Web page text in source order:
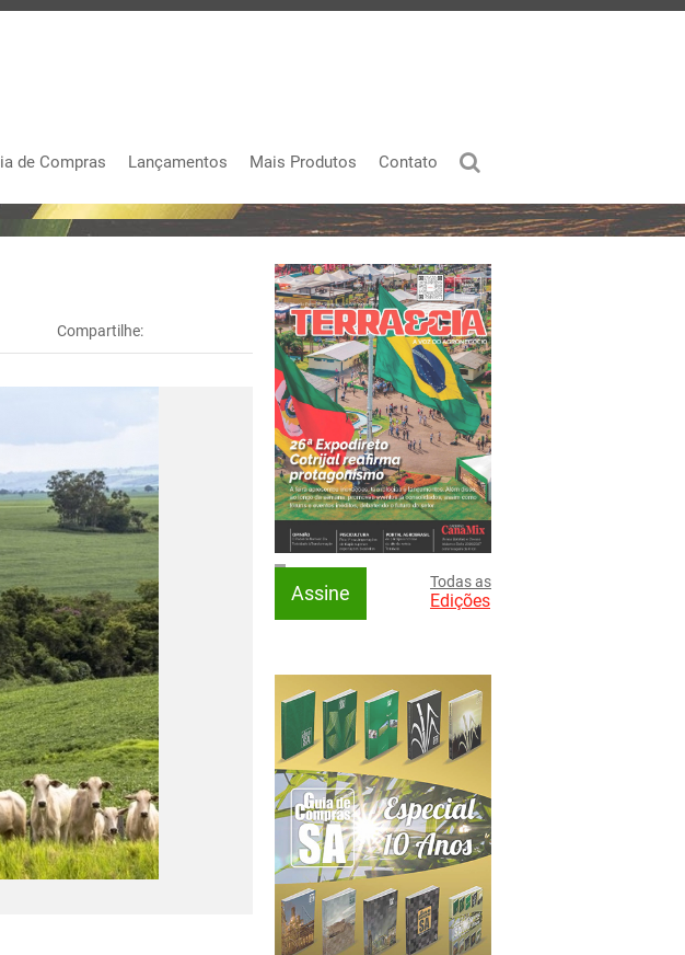
de Compras Lançamentos Mais Produtos Contato
Compartilhe:
Assine Todas as
Edições